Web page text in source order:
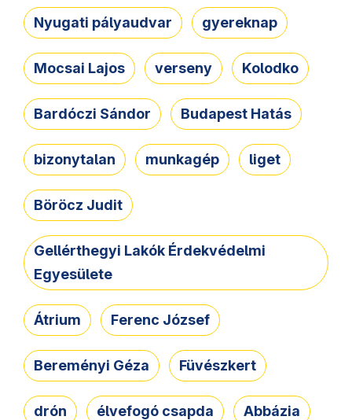
Nyugati pályaudvar gyereknap
Mocsai Lajos verseny Kolodko
Bardóczi Sándor Budapest Hatás
bizonytalan munkagép liget
Böröcz Judit
Gellérthegyi Lakók Érdekvédelmi
Egyesülete
Átrium Ferenc József
Bereményi Géza Füvészkert
drón élvefogó csapda Abbázia